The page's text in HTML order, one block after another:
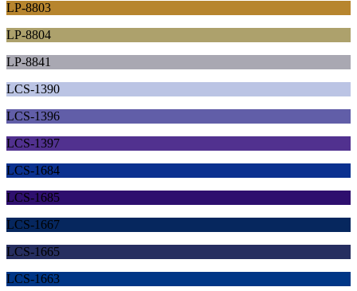
LP-8803
LP-8804
LP-8841
LCS-1390
LCS-1396
LCS-1397
LCS-1684
LCS-1685
LCS-1667
LCS-1665
LCS-1663